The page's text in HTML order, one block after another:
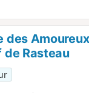
ludique. Vous
"adulte" ou
enfant" (avec en plus
des enfants
ci-dessous
au parcours
des
de Rasteau